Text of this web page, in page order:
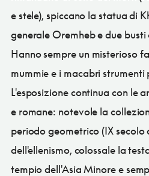
e stele), spiccano la statua di
generale Oremheb e due
Hanno sempre un misterioso
mummie e i macabri
L'esposizione continua con le
e romane: notevole la
periodo geometrico (IX secolo
dell'ellenismo, colossale la
tempio dell'Asia Minore e